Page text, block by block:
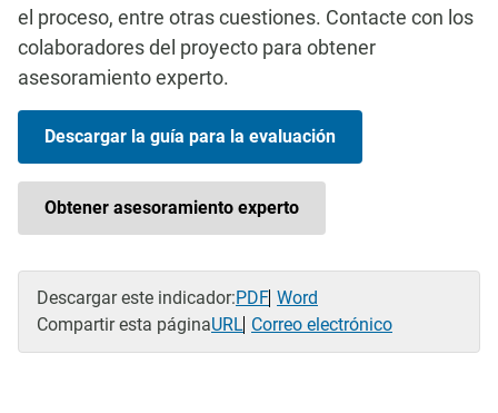
el proceso, entre otras cuestiones. Contacte con los
colaboradores del proyecto para obtener
asesoramiento experto.
Descargar la guía para la evaluación
Obtener asesoramiento experto
Descargar este indicador:PDF Word
Compartir esta páginaURL Correo electrónico